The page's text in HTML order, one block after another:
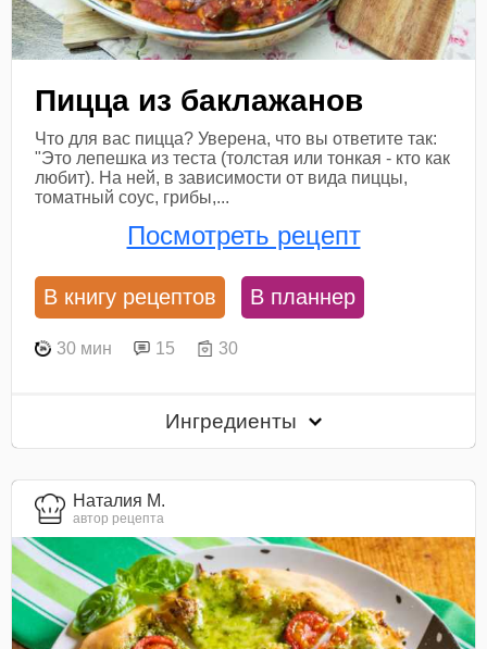
Пицца из баклажанов
Что для вас пицца? Уверена, что вы ответите так:
"Это лепешка из теста (толстая или тонкая - кто как
любит). На ней, в зависимости от вида пиццы,
томатный соус, грибы,...
Посмотреть рецепт
В книгу рецептов В планнер
30 мин 15 30
Ингредиенты
Наталия М.
автор рецепта